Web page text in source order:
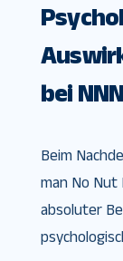
bei NNN
Beim
man No Nut
absoluter